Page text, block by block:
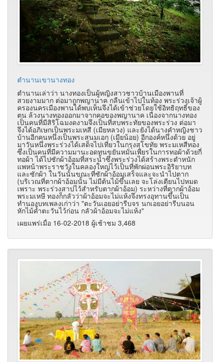
ตำนานเขานางทอง
ตำนานเล่าว่า นางทองเป็นผู้หญิงสาวชาวบ้านเมืองพานที่
สวยงามมาก ต่อมาถูกพญานาค กลืนเข้าไปในท้อง พระร่วงเจ้าผู้
ครองนครเมืองพานได้พบเห็นจึงได้เข้าช่วยโดยใช้อิทธิฤทธิ์ของ
ตน ล้วงนางทองออกมาจากคอของพญานาค เนื่องจากนางทอง
เป็นคนที่มีสิริโฉมงดงามจึงเป็นที่สบพระทัยของพระร่วง ต่อมา
จึงได้อภิเษกเป็นพระมเหสี (เมียหลวง) และยังได้นางคำหญิงชาว
บ้านอีกคนหนึ่งเป็นพระสนมเอก (เมียน้อย) อีกองค์หนึ่งด้วย อยู่
มาวันหนึ่งพระร่วงได้เสด็จไปเที่ยวในกรุงสุโขทัย พระมเหสีทอง
ซึ่งเป็นคนที่มีความมานะอดทนขยันหมั่นเพียรในการทอผ้าด้วยกี่
ทอผ้า ได้ไปซักผ้าอ้อมที่สระน้ำซึ่งพระร่วงได้สร้างพระตำหนัก
แพหน้าพระราชวังในคลองใหญ่ไว้เป็นที่พักผ่อนพระอิริยาบท
และซักผ้า ในวันนั้นขณะที่ซักผ้าอ้อมเสร็จและจะนำไปตาก
(บริเวณที่ตากผ้าอ้อมนั้น ไม่มีต้นไม้ขึ้นเลย จะโล่งเตียนไปหมด
เพราะ พระร่วงสาปไว้สำหรับตากผ้าอ้อม) ระหว่างที่ตากผ้าอ้อม
พระมเหษี ทองก็กลัวว่าผ้าอ้อมจะไม่แห้งจึงทรงอุทานขึ้นเป็น
ทำนองบทเพลงเก่าว่า "ตะวันเอยอย่ารีบจร นกเอยอย่ารีบนอน
หักไม้ค้ำตะวันไว้ก่อน กลัวผ้าอ้อมจะไม่แห้ง"
เผยแพร่เมื่อ 16-02-2018 ผู้เช้าชม 3,468